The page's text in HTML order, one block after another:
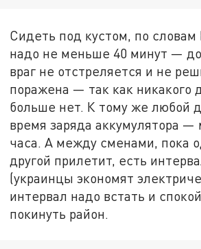
Сидеть под кустом, по
надо не меньше 40 минут — до
враг не отстреляется и не
поражена — так как никакого
больше нет. К тому же любой
время заряда аккумулятора —
часа. А между сменами, пока
другой прилетит, есть
(украинцы экономят
интервал надо встать и
покинуть район.